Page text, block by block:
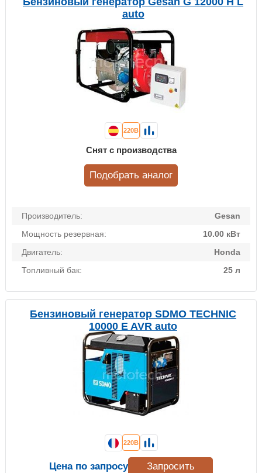
auto
Производитель:
Gesan
Мощность резервная:
10.00 кВт
Двигатель:
Honda
Топливный бак:
25 л
220В
Снят с производства
Подобрать аналог
Бензиновый генератор SDMO TECHNIC
10000 E AVR auto
220В
Цена по запросу Запросить